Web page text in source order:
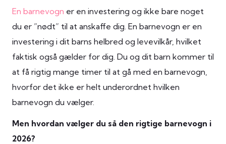
En barnevogn er en investering og ikke bare noget
du er ”nødt” til at anskaffe dig. En barnevogn er en
investering i dit barns helbred og levevilkår, hvilket
faktisk også gælder for dig. Du og dit barn kommer til
at få rigtig mange timer til at gå med en barnevogn,
hvorfor det ikke er helt underordnet hvilken
barnevogn du vælger.
Men hvordan vælger du så den rigtige barnevogn i
2026?